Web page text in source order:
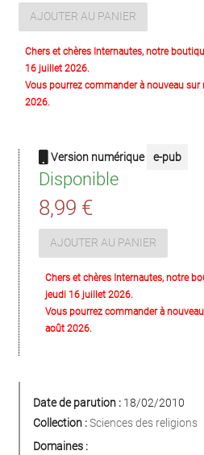
AJOUTER AU PANIER
Chers et chères Internautes, notre
16 juillet 2026.
Vous pourrez commander à nouveau
2026.
Version numérique e-pub
Disponible
8,99 €
AJOUTER AU PANIER
Chers et chères Internautes, notre
jeudi 16 juillet 2026.
Vous pourrez commander à
août 2026.
Date de parution : 18/02/2010
Collection :Sciences des religions
Domaines :